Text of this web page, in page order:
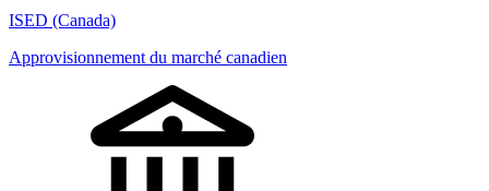
ISED (Canada)
Approvisionnement du marché canadien